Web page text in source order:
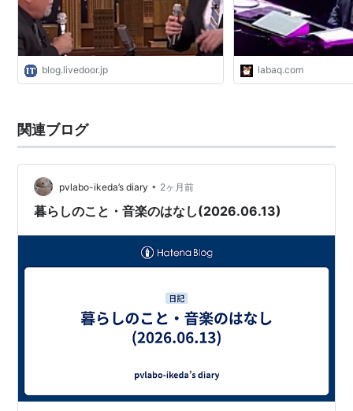
blog.livedoor.jp labaq.com
関連ブログ
pvlabo-ikeda’s diary • 2ヶ月前
暮らしのこと・音楽のはなし(2026.06.13)